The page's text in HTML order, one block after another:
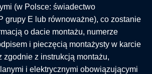
(w Polsce: świadectwo
grupy E lub równoważne), co zostanie
o dacie montażu, numerze
i pieczęcią montażysty w karcie
zgodnie z instrukcją montażu,
i elektrycznymi obowiązującymi